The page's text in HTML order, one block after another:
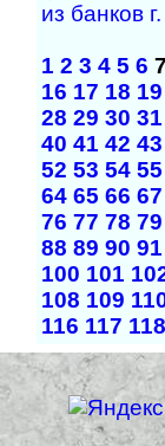
из банков
1 2 3 4 5 6
16 17 18 19
28 29 30 31
40 41 42 43
52 53 54 55
64 65 66 67
76 77 78 79
88 89 90 91
100 101
108 109
116 117 118